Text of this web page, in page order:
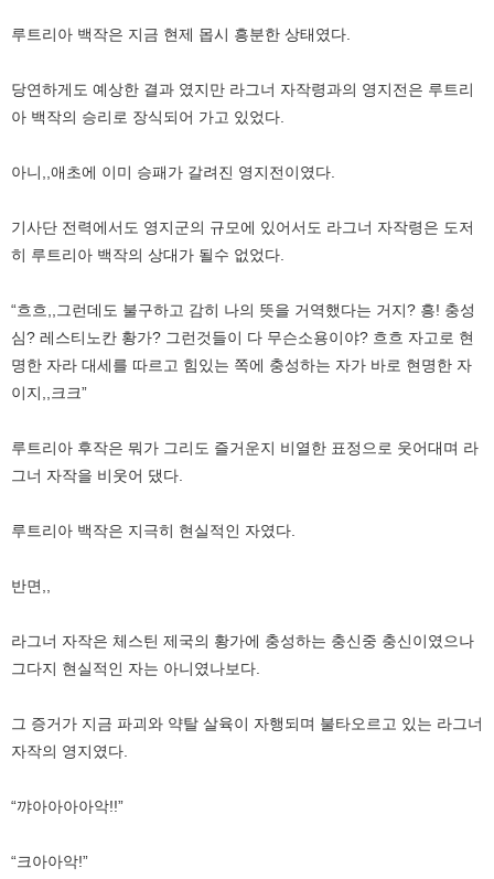
루트리아 백작은 지금 현제 몹시 흥분한 상태였다.
당연하게도 예상한 결과 였지만 라그너 자작령과의 영지전은 루트리
아 백작의 승리로 장식되어 가고 있었다.
아니,,애초에 이미 승패가 갈려진 영지전이였다.
기사단 전력에서도 영지군의 규모에 있어서도 라그너 자작령은 도저
히 루트리아 백작의 상대가 될수 없었다.
“흐흐,,그런데도 불구하고 감히 나의 뜻을 거역했다는 거지? 흥! 충성
심? 레스티노칸 황가? 그런것들이 다 무슨소용이야? 흐흐 자고로 현
명한 자라 대세를 따르고 힘있는 쪽에 충성하는 자가 바로 현명한 자
이지,,크크”
루트리아 후작은 뭐가 그리도 즐거운지 비열한 표정으로 웃어대며 라
그너 자작을 비웃어 댔다.
루트리아 백작은 지극히 현실적인 자였다.
반면,,
라그너 자작은 체스틴 제국의 황가에 충성하는 충신중 충신이였으나
그다지 현실적인 자는 아니였나보다.
그 증거가 지금 파괴와 약탈 살육이 자행되며 불타오르고 있는 라그너
자작의 영지였다.
“꺄아아아아악!!”
“크아아악!”